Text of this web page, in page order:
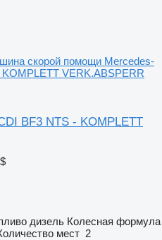
скорой помощи Mercedes-
VERK.ABSPERR
BF3 NTS - KOMPLETT
дизель Колесная формула
мест 2